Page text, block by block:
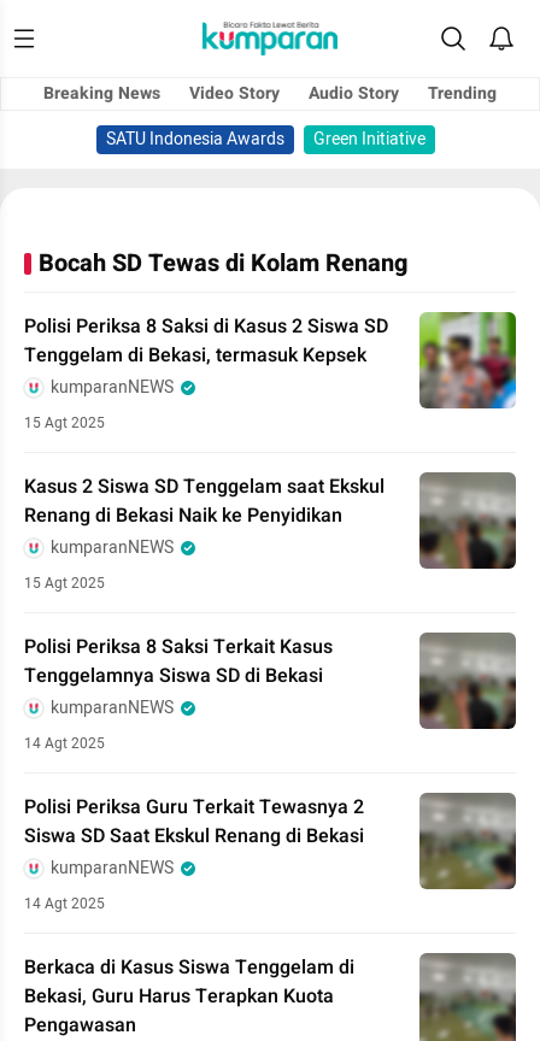
Breaking News Video Story Audio Story
Trending
SATU Indonesia Awards
Green Initiative
Bocah SD Tewas di Kolam Renang
Polisi Periksa 8 Saksi di Kasus 2 Siswa SD
Tenggelam di Bekasi, termasuk Kepsek
kumparanNEWS
15 Agt 2025
Kasus 2 Siswa SD Tenggelam saat Ekskul
Renang di Bekasi Naik ke Penyidikan
kumparanNEWS
15 Agt 2025
Polisi Periksa 8 Saksi Terkait Kasus
Tenggelamnya Siswa SD di Bekasi
kumparanNEWS
14 Agt 2025
Polisi Periksa Guru Terkait Tewasnya 2
Siswa SD Saat Ekskul Renang di Bekasi
kumparanNEWS
14 Agt 2025
Berkaca di Kasus Siswa Tenggelam di
Bekasi, Guru Harus Terapkan Kuota
Pengawasan